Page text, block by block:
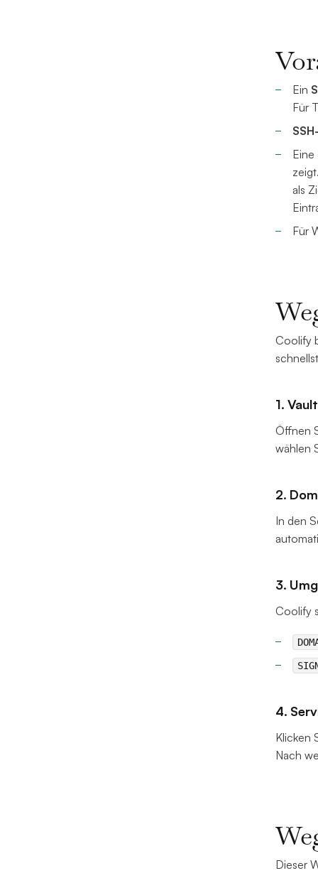
Ein
Für
Eine
als
Für
Coolify
1.
Öffnen
wählen
2.
In den
3.
Coolify
4.
Klicken
Nach
Dieser